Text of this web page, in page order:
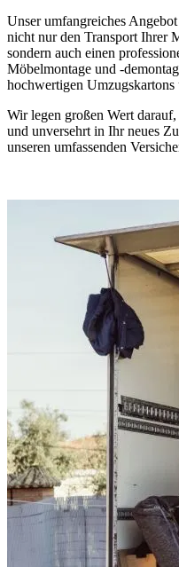
Unser umfangreiches Angebot
nicht nur den Transport Ihrer
sondern auch einen
Möbelmontage und -
hochwertigen
Wir legen großen Wert
und unversehrt in Ihr neues
unseren umfassenden